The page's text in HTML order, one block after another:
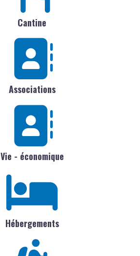
Cantine
Associations
Vie - économique
Hébergements